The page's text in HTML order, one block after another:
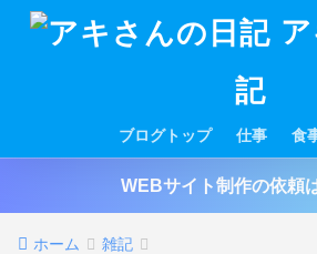
ア
記
ブログトップ 仕事 食
WEBサイト制作の依頼
ホーム 雑記